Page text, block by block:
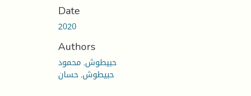
Date
2020
Authors
حبيطوش, محمود
حبيطوش, حسان